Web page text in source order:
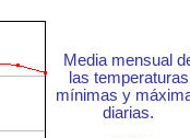
Media mensual
las temperaturas
mínimas y
diarias.